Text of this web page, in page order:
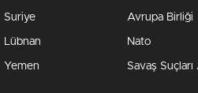
Suriye
Lübnan
Yemen
Avrupa Birliği
Nato
Savaş